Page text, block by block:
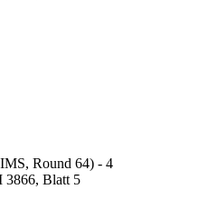
Round 64) - 4
3866, Blatt 5